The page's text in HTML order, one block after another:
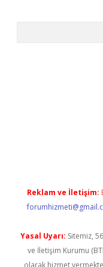
Reklam ve İletişim:
Yasal Uyarı: Sitemiz,
ve İletişim Kurumu
olarak hizmet